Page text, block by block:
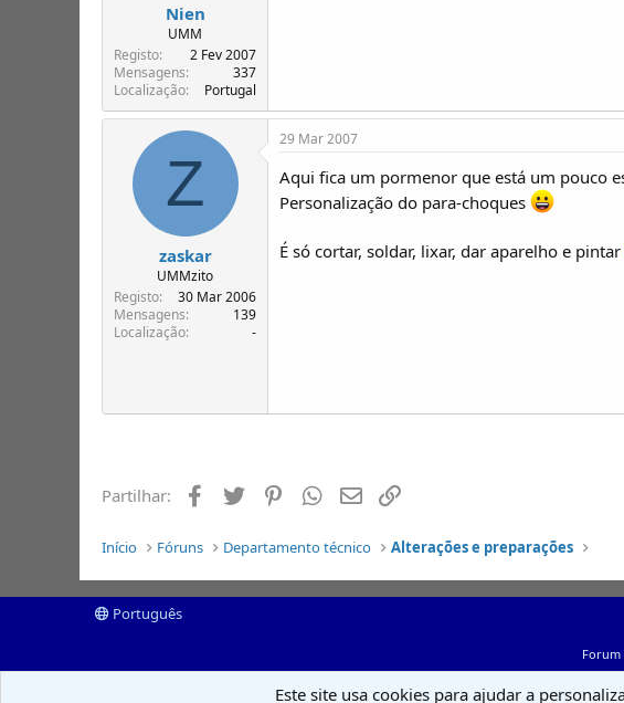
Nien
UMM
Registo
2 Fev 2007
Mensagens
337
Localização
Portugal
Z
zaskar
UMMzito
Registo
30 Mar 2006
Mensagens
139
Localização
-
29 Mar 2007
Aqui fica um pormenor que está um pouco
Personalização do para-choques
É só cortar, soldar, lixar, dar aparelho e pintar
Partilhar: Facebook
Twitter PinterestWhatsapp
Email
Início Fóruns Departamento técnico Alterações e preparações
Português
Forum
Este site usa cookies para ajudar a